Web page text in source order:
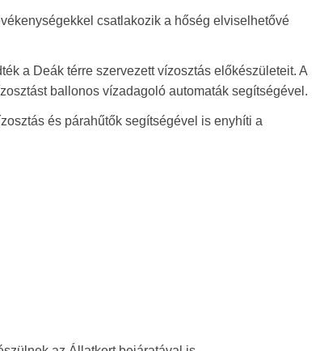
csatlakozik a hőség elviselhetővé
a Deák térre szervezett vízosztás előkészületeit. A
ballonos vízadagoló automaták segítségével.
és párahűtők segítségével is enyhíti a